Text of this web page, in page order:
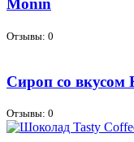
Monin
Отзывы: 0
Сироп со вкусом
Отзывы: 0